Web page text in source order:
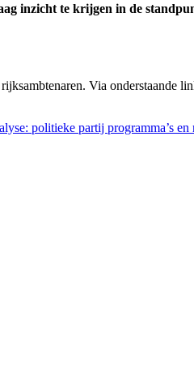
inzicht te krijgen in de
Via onderstaande
politieke partij programma’s